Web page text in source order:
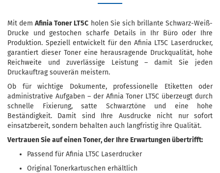
Mit demAfinia Toner LT5C holen Sie sich brillante Schwarz-Weiß-
Drucke und gestochen scharfe Details in Ihr Büro oder Ihre
Produktion. Speziell entwickelt für den Afinia LT5C Laserdrucker,
garantiert dieser Toner eine herausragende Druckqualität, hohe
Reichweite und zuverlässige Leistung – damit Sie jeden
Druckauftrag souverän meistern.
Ob für wichtige Dokumente, professionelle Etiketten oder
administrative Aufgaben – der Afinia Toner LT5C überzeugt durch
schnelle Fixierung, satte Schwarztöne und eine hohe
Beständigkeit. Damit sind Ihre Ausdrucke nicht nur sofort
einsatzbereit, sondern behalten auch langfristig ihre Qualität.
Vertrauen Sie auf einen Toner, der Ihre Erwartungen übertrifft:
Passend für Afinia LT5C Laserdrucker
Original Tonerkartuschen erhältlich